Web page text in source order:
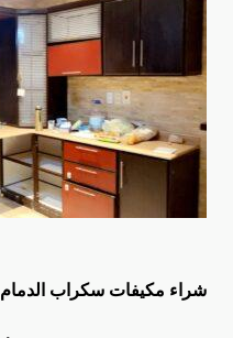
شراء مكيفات سكراب الدمام